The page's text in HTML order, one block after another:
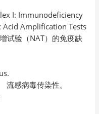
I: Immunodeficiency
Amplification Tests
试验（NAT）的免疫缺
感病毒传染性。